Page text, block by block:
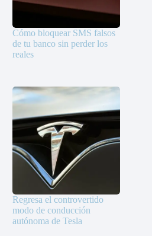
Cómo bloquear SMS falsos
de tu banco sin perder los
reales
Regresa el controvertido
modo de conducción
autónoma de Tesla